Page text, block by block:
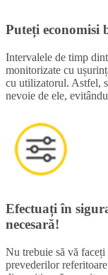
Puteți economisi
Intervalele de timp
monitorizate cu
cu utilizatorul. Astfel,
nevoie de ele,
Efectuați în
necesară!
Nu trebuie să vă
prevederilor